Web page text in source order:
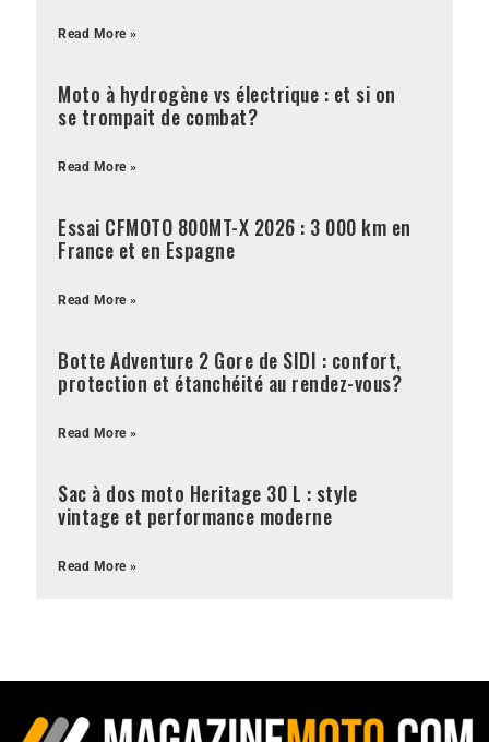
Read More »
Moto à hydrogène vs électrique : et si on
se trompait de combat?
Read More »
Essai CFMOTO 800MT-X 2026 : 3 000 km en
France et en Espagne
Read More »
Botte Adventure 2 Gore de SIDI : confort,
protection et étanchéité au rendez-vous?
Read More »
Sac à dos moto Heritage 30 L : style
vintage et performance moderne
Read More »